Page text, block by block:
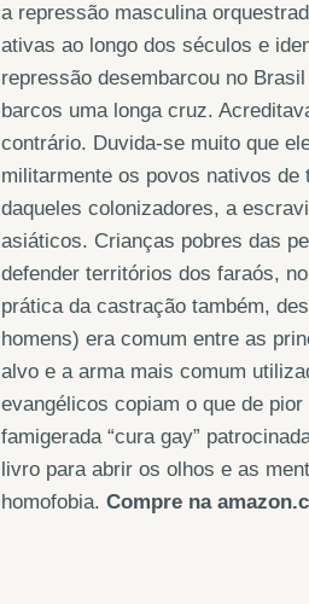
a repressão masculina
ativas ao longo dos séculos e
repressão desembarcou no
barcos uma longa cruz.
contrário. Duvida-se muito que
militarmente os povos nativos
daqueles colonizadores, a
asiáticos. Crianças pobres das
defender territórios dos faraós,
prática da castração também,
homens) era comum entre as
alvo e a arma mais comum
evangélicos copiam o que de
famigerada “cura gay”
livro para abrir os olhos e as
homofobia. Compre na